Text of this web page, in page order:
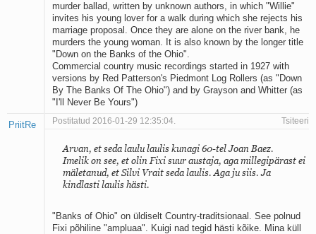
murder ballad, written by unknown authors, in which "Willie"
invites his young lover for a walk during which she rejects his
marriage proposal. Once they are alone on the river bank, he
murders the young woman. It is also known by the longer title
"Down on the Banks of the Ohio".
Commercial country music recordings started in 1927 with
versions by Red Patterson's Piedmont Log Rollers (as "Down
By The Banks Of The Ohio") and by Grayson and Whitter (as
"I'll Never Be Yours")
PriitRe Postitatud 2016-01-29 12:35:04. Tsiteeri
Arvan, et seda laulu laulis kunagi 60-tel Joan Baez.
Imelik on see, et olin Fixi suur austaja, aga millegipärast ei
mäletanud, et Silvi Vrait seda laulis. Aga ju siis. Ja
kindlasti laulis hästi.
"Banks of Ohio" on üldiselt Country-traditsionaal. See polnud
Fixi põhiline "ampluaa". Kuigi nad tegid hästi kõike. Mina küll